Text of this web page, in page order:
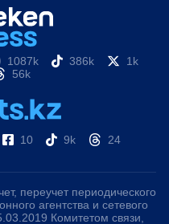
1087k 386k
1k
56k
10 9k 24
переучет периодического
агентства и сетевого
Комитетом связи,